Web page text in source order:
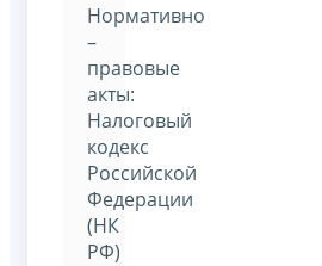
Нормативно
–
правовые
акты:
Налоговый
кодекс
Российской
Федерации
(НК
РФ)